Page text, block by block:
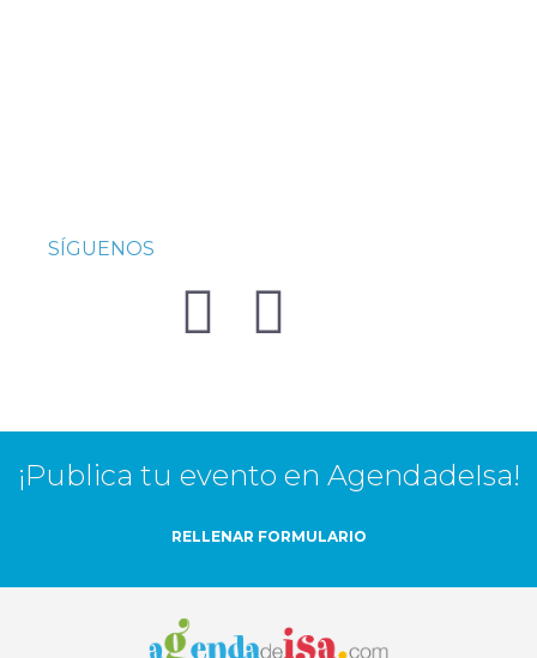
SÍGUENOS
¡Publica tu evento en AgendadeIsa!
RELLENAR FORMULARIO